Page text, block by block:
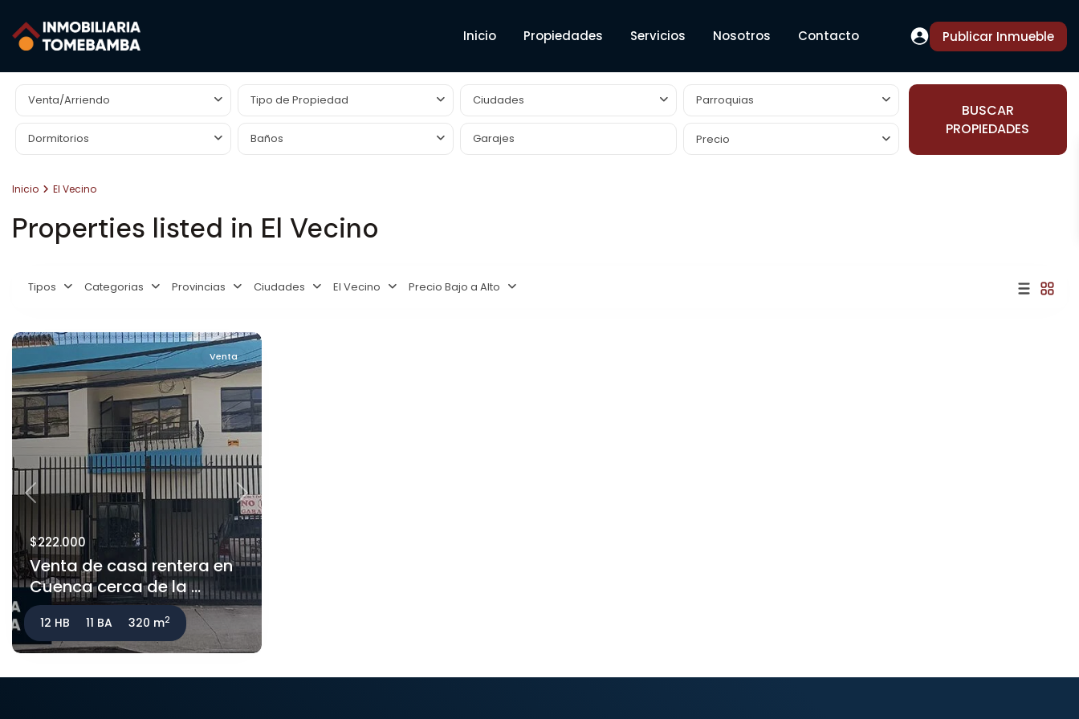
Inicio Propiedades Servicios Nosotros Contacto Publicar Inmueble
Venta/Arriendo Tipo de Propiedad Ciudades Parroquias
Dormitorios Baños Precio
BUSCAR
PROPIEDADES
Inicio El Vecino
Properties listed in El Vecino
Tipos Categorias Provincias Ciudades El Vecino Precio Bajo a Alto
Venta
Previous Next
$222.000
Venta de casa rentera en
Cuenca cerca de la ...
12 HB 11 BA 320 m2